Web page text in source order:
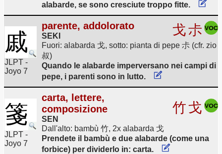
alabarde, se sono cresciute troppo fitte.
戚
JLPT -
Joyo 7
parente, addolorato
SEKI 戈尗
Fuori: alabarda 戈, sotto: pianta di pepe 尗 (cfr. zio
叔)
Quando le alabarde imperversano nei campi di
pepe, i parenti sono in lutto.
箋
JLPT -
Joyo 7
carta, lettere,
composizione
SEN
竹戈
Dall'alto: bambù 竹, 2x alabarda 戈
Prendete il bambù e due alabarde (come una
forbice) per dividerlo in: carta.